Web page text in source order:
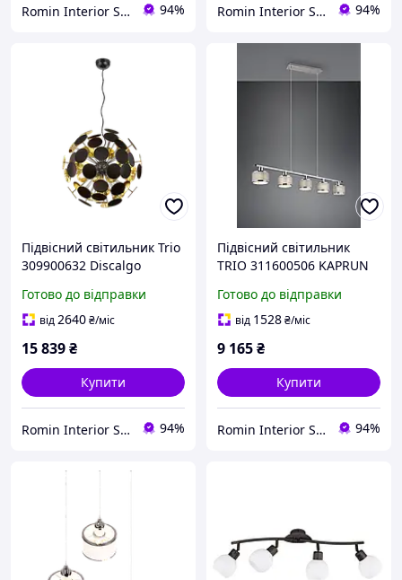
Romin Interior Store 94% Romin Interior Store 94%
Підвісний світильник Trio
309900632 Discalgo
Готово до відправки
від2640₴/міс
15 839₴
Купити
Romin Interior Store 94%
Підвісний світильник
TRIO 311600506 KAPRUN
Готово до відправки
від 1528₴/міс
9 165₴
Купити
Romin Interior Store 94%